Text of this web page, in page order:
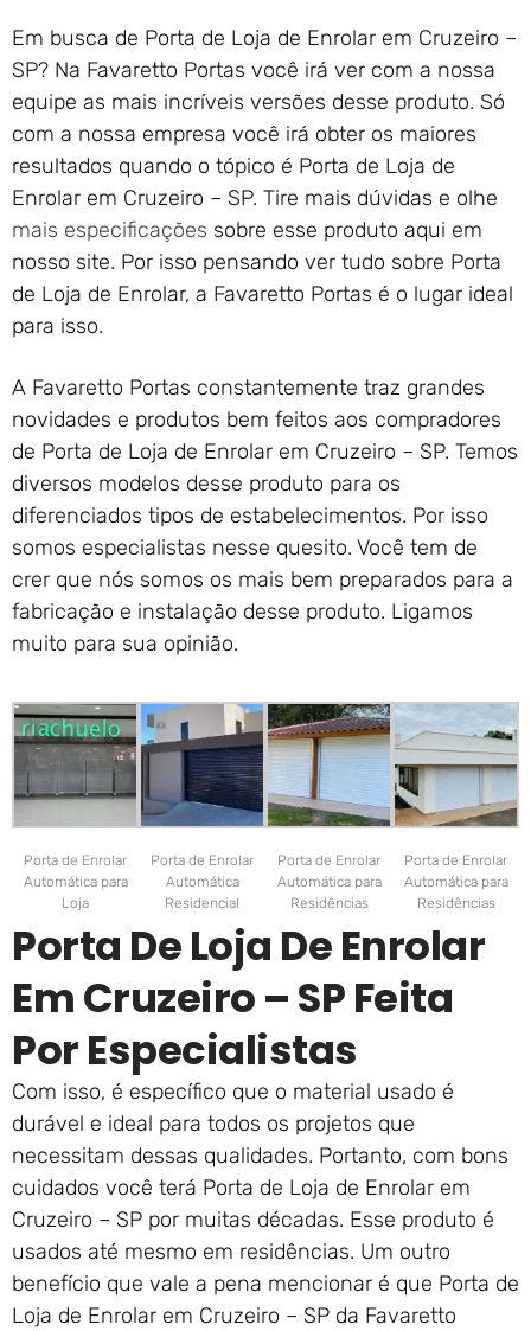
Enrolar em Petrópolis – RJ
Portão de Garagem de
Enrolar em Paraty – RJ
Portão de Garagem de
Enrolar em Nova Iguaçu – RJ
Portão de Garagem de
Enrolar em Nova Friburgo –
RJ
Em busca de Porta de Loja de Enrolar em Cruzeiro –
SP? Na Favaretto Portas você irá ver com a nossa
equipe as mais incríveis versões desse produto. Só
com a nossa empresa você irá obter os maiores
resultados quando o tópico é Porta de Loja de
Enrolar em Cruzeiro – SP. Tire mais dúvidas e olhe
mais especificações sobre esse produto aqui em
nosso site. Por isso pensando ver tudo sobre Porta
de Loja de Enrolar, a Favaretto Portas é o lugar ideal
para isso.
A Favaretto Portas constantemente traz grandes
novidades e produtos bem feitos aos compradores
de Porta de Loja de Enrolar em Cruzeiro – SP. Temos
diversos modelos desse produto para os
diferenciados tipos de estabelecimentos. Por isso
somos especialistas nesse quesito. Você tem de
crer que nós somos os mais bem preparados para a
fabricação e instalação desse produto. Ligamos
muito para sua opinião.
Porta de Enrolar
Automática para
Loja
Porta de Enrolar
Automática
Residencial
Porta de Enrolar
Automática para
Residências
Porta de Enrolar
Automática para
Residências
Porta De Loja De Enrolar
Em Cruzeiro – SP Feita
Por Especialistas
Com isso, é específico que o material usado é
durável e ideal para todos os projetos que
necessitam dessas qualidades. Portanto, com bons
cuidados você terá Porta de Loja de Enrolar em
Cruzeiro – SP por muitas décadas. Esse produto é
usados até mesmo em residências. Um outro
benefício que vale a pena mencionar é que Porta de
Loja de Enrolar em Cruzeiro – SP da Favaretto